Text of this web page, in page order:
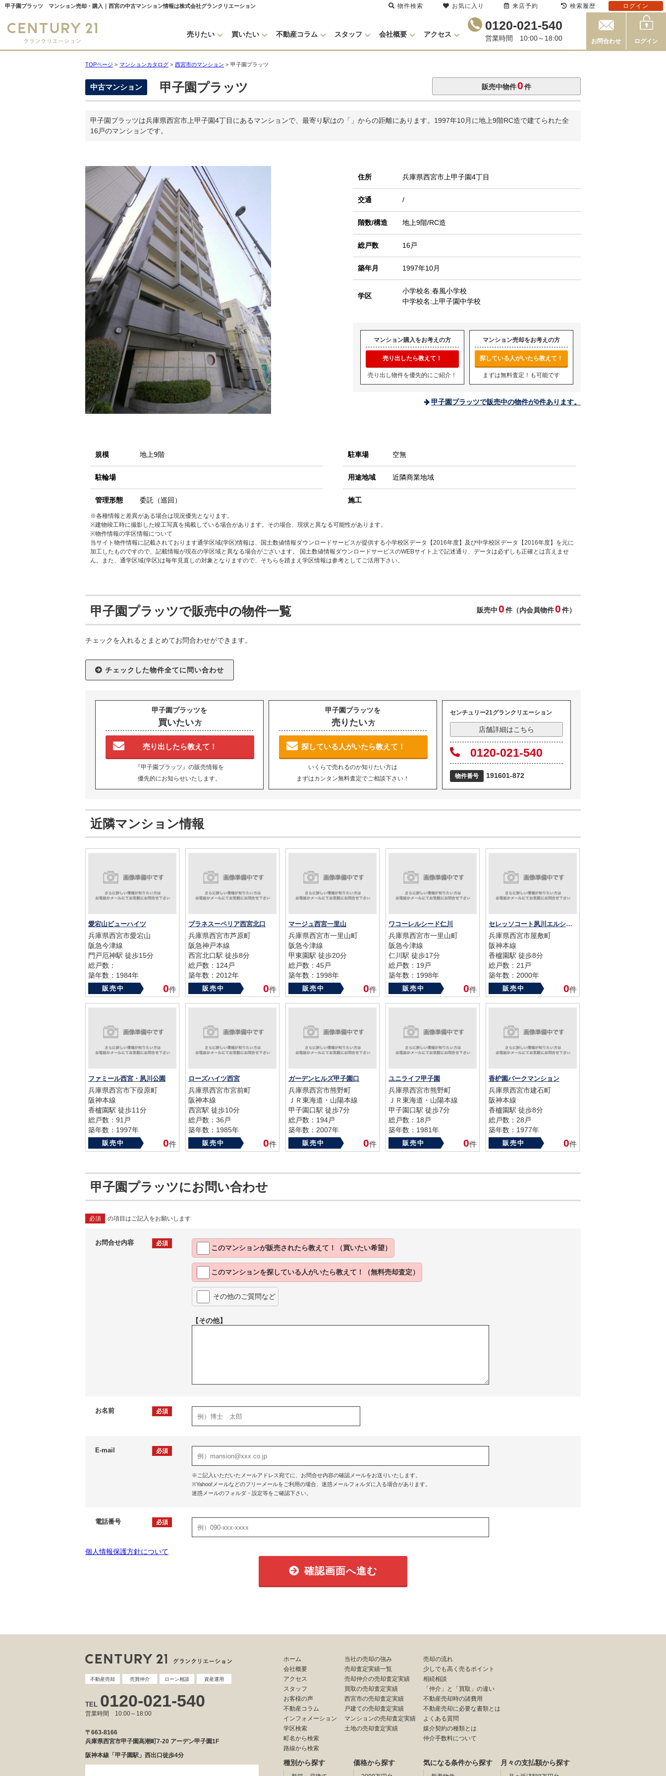
甲子園プラッツ マンション売却・購入｜西宮の中古マンション情報は株式会社グランクリエーション
売りたい 買いたい 不動産コラム スタッフ 会社概要 アクセス
0120-021-540
営業時間 10:00～18:00 お問合わせ ログイン
TOPページ > マンションカタログ > 西宮市のマンション > 甲子園プラッツ
中古マンション 甲子園プラッツ 販売中物件0件
甲子園プラッツは兵庫県西宮市上甲子園4丁目にあるマンションで、最寄り駅はの「」からの距離にあります。1997年10月に地上9階RC造で建てられた全
16戸のマンションです。
住所 兵庫県西宮市上甲子園4丁目
交通 /
階数/構造 地上9階/RC造
総戸数 16戸
築年月 1997年10月
学区
小学校名:春風小学校
中学校名:上甲子園中学校
マンション購入をお考えの方
売り出したら教えて！
売り出し物件を優先的にご紹介！
マンション売却をお考えの方
探している人がいたら教えて！
まずは無料査定！も可能です
甲子園プラッツで販売中の物件が0件あります。
規模 地上9階
駐輪場
管理形態 委託（巡回）
駐車場 空無
用途地域 近隣商業地域
施工
※各種情報と差異がある場合は現況優先となります。
※建物竣工時に撮影した竣工写真を掲載している場合があります。その場合、現状と異なる可能性があります。
※物件情報の学区情報について
当サイト物件情報に記載されております通学区域(学区)情報は、国土数値情報ダウンロードサービスが提供する小学校区データ【2016年度】及び中学校区データ【2016年度】を元に
加工したものですので、記載情報が現在の学区域と異なる場合がございます。 国土数値情報ダウンロードサービスのWEBサイト上で記述通り、データは必ずしも正確とは言えませ
ん。また、通学区域(学区)は毎年見直しの対象となりますので、そちらを踏まえ学区情報は参考としてご活用下さい。
甲子園プラッツで販売中の物件一覧 販売中0件（内会員物件0件）
チェックを入れるとまとめてお問合わせができます。
甲子園プラッツを
買いたい方
売り出したら教えて！
『甲子園プラッツ』の販売情報を
優先的にお知らせいたします。
甲子園プラッツを
売りたい方
探している人がいたら教えて！
いくらで売れるのか知りたい方は
まずはカンタン無料査定でご相談下さい！
センチュリー21グランクリエーション
店舗詳細はこちら
0120-021-540
物件番号 191601-872
近隣マンション情報
愛宕山ビューハイツ
兵庫県西宮市愛宕山
阪急今津線
門戸厄神駅 徒歩15分
総戸数：
築年数：1984年
販売中 0件
プラネスーペリア西宮北口
兵庫県西宮市芦原町
阪急神戸本線
西宮北口駅 徒歩8分
総戸数：124戸
築年数：2012年
販売中 0件
マージュ西宮一里山
兵庫県西宮市一里山町
阪急今津線
甲東園駅 徒歩20分
総戸数：45戸
築年数：1998年
販売中 0件
ワコーレルシード仁川
兵庫県西宮市一里山町
阪急今津線
仁川駅 徒歩17分
総戸数：19戸
築年数：1998年
販売中 0件
セレッソコート夙川エルシオン
兵庫県西宮市屋敷町
阪神本線
香櫨園駅 徒歩8分
総戸数：21戸
築年数：2000年
販売中 0件
ファミール西宮・夙川公園
兵庫県西宮市下葭原町
阪神本線
香櫨園駅 徒歩11分
総戸数：91戸
築年数：1997年
販売中 0件
ローズハイツ西宮
兵庫県西宮市宮前町
阪神本線
西宮駅 徒歩10分
総戸数：36戸
築年数：1985年
販売中 0件
ガーデンヒルズ甲子園口
兵庫県西宮市熊野町
ＪＲ東海道・山陽本線
甲子園口駅 徒歩7分
総戸数：194戸
築年数：2007年
販売中 0件
ユニライフ甲子園
兵庫県西宮市熊野町
ＪＲ東海道・山陽本線
甲子園口駅 徒歩7分
総戸数：18戸
築年数：1981年
販売中 0件
香枦園パークマンション
兵庫県西宮市建石町
阪神本線
香櫨園駅 徒歩8分
総戸数：28戸
築年数：1977年
販売中 0件
甲子園プラッツにお問い合わせ
必須 の項目はご記入をお願いします
お問合せ内容 必須
このマンションが販売されたら教えて！（買いたい希望）
このマンションを探している人がいたら教えて！（無料売却査定）
その他のご質問など
【その他】
お名前 必須
E-mail 必須
※ご記入いただいたメールアドレス宛てに、お問合せ内容の確認メールをお送りいたします。
※Yahoo!メールなどのフリーメールをご利用の場合、迷惑メールフォルダに入る場合があります。
迷惑メールのフォルダ・設定等をご確認下さい。
電話番号 必須
個人情報保護方針について
確認画面へ進む
不動産売却 売買仲介 ローン相談 資産運用
TEL 0120-021-540
営業時間 10:00～18:00
〒663-8166
兵庫県西宮市甲子園高潮町7-20 アーデン甲子園1F
阪神本線「甲子園駅」西出口徒歩4分
ホーム
会社概要
アクセス
スタッフ
お客様の声
不動産コラム
インフォメーション
学区検索
町名から検索
路線から検索
当社の売却の強み
売却査定実績一覧
売却仲介の売却査定実績
買取の売却査定実績
西宮市の売却査定実績
戸建ての売却査定実績
マンションの売却査定実績
土地の売却査定実績
売却の流れ
少しでも高く売るポイント
相続相談
「仲介」と「買取」の違い
不動産売却時の諸費用
不動産売却に必要な書類とは
よくある質問
媒介契約の種類とは
仲介手数料について
種別から探す 価格から探す 気になる条件から探す 月々の支払額から探す
物件検索 お気に入り 来店予約 検索履歴 ログイン